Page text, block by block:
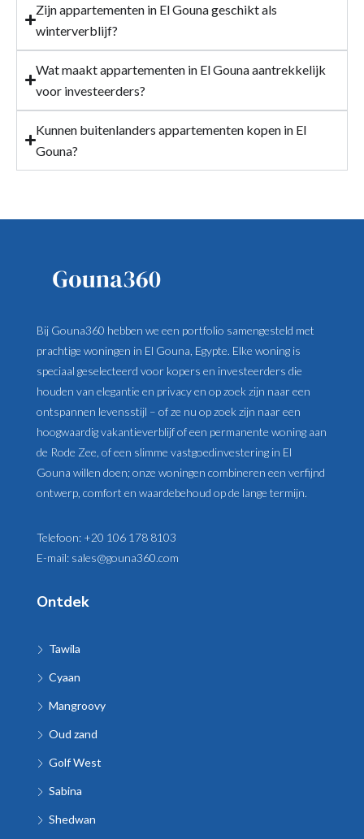
Zijn appartementen in El Gouna geschikt als
winterverblijf?
Wat maakt appartementen in El Gouna aantrekkelijk
voor investeerders?
Kunnen buitenlanders appartementen kopen in El
Gouna?
Bij Gouna360 hebben we een portfolio samengesteld met
prachtige woningen in El Gouna, Egypte. Elke woning is
speciaal geselecteerd voor kopers en investeerders die
houden van elegantie en privacy en op zoek zijn naar een
ontspannen levensstijl – of ze nu op zoek zijn naar een
hoogwaardig vakantieverblijf of een permanente woning aan
de Rode Zee, of een slimme vastgoedinvestering in El
Gouna willen doen; onze woningen combineren een verfijnd
ontwerp, comfort en waardebehoud op de lange termijn.
Telefoon: +20 106 178 8103
E-mail: sales@gouna360.com
Ontdek
Tawila
Cyaan
Mangroovy
Oud zand
Golf West
Sabina
Shedwan